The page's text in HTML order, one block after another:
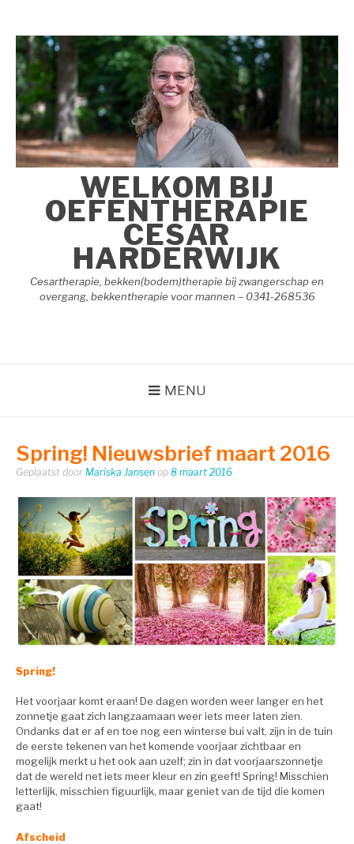
inhoud
springen
WELKOM BIJ
OEFENTHERAPIE
CESAR
HARDERWIJK
Cesartherapie, bekken(bodem)therapie bij zwangerschap en
overgang, bekkentherapie voor mannen – 0341-268536
MENU
Spring! Nieuwsbrief maart 2016
Geplaatst door Mariska Jansen op 8 maart 2016
Spring!
Het voorjaar komt eraan! De dagen worden weer langer en het
zonnetje gaat zich langzaamaan weer iets meer laten zien.
Ondanks dat er af en toe nog een winterse bui valt, zijn in de tuin
de eerste tekenen van het komende voorjaar zichtbaar en
mogelijk merkt u het ook aan uzelf; zin in dat voorjaarszonnetje
dat de wereld net iets meer kleur en zin geeft! Spring! Misschien
letterlijk, misschien figuurlijk, maar geniet van de tijd die komen
gaat!
Afscheid